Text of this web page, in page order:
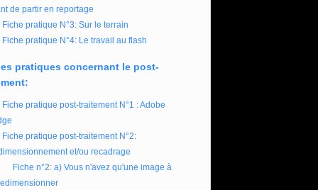
de partir en reportage
Fiche pratique N°3: Sur le terrain
Fiche pratique N°4: Le travail au flash
pratiques concernant le post-
Fiche pratique post-traitement N°1 : Adobe
Fiche pratique post-traitement N°2:
et/ou recadrage
Fiche n°2: a) Vous n'avez qu'une image à